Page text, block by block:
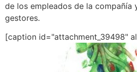
de los empleados de la compañía
gestores.
[caption id="attachment_39498"